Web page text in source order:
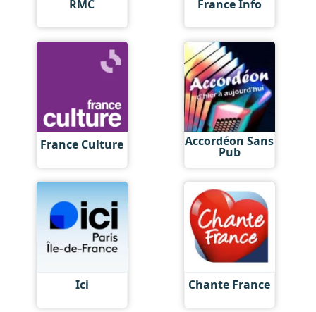
RMC France Info
France Culture Accordéon Sans
Pub
Ici Chante France